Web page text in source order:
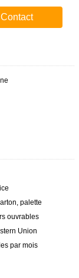
Contact
palette
ouvrables
Union
par mois